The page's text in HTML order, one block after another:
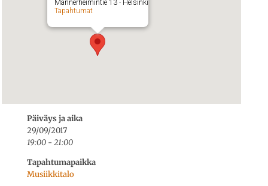
Mannerheimintie 13 - Helsinki
Tapahtumat
Päiväys ja aika
29/09/2017
19:00 - 21:00
Tapahtumapaikka
Musiikkitalo